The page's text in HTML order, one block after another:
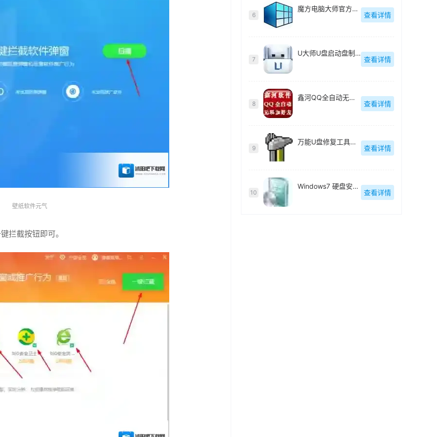
壁纸软件元气
拦截按钮即可。
6
魔方电脑大师官方最新版
查看详情
7
U大师U盘启动盘制作工具【附教程】
查看详情
8
鑫河QQ全自动无限加好友神器
查看详情
9
万能U盘修复工具绿色版
查看详情
10
Windows7 硬盘安装工具绿色版
查看详情